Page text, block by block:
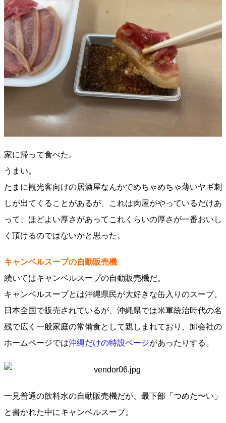
家に帰って食べた。
うまい。
たまに観光客向けの居酒屋なんかでめちゃめちゃ薄いヤギ刺
しが出てくることがあるが、これは肉屋がやっているだけあ
って、ほどよい厚さがあってこれくらいの厚さが一番おいし
く頂けるのではないかと思った。
キャンベルスープの自動販売機
続いてはキャンベルスープの自動販売機だ。
キャンベルスープとは沖縄県民が大好きな缶入りのスープ。
日本全国で販売されているが、沖縄県では米軍統治時代の名
残で広く一般家庭の常備食として親しまれており、卸会社の
ホームページでは沖縄だけの特設ページがあったりする。
一見普通の飲料水の自動販売機だが、最下部「つめた〜い」
と書かれた中にキャンベルスープ。